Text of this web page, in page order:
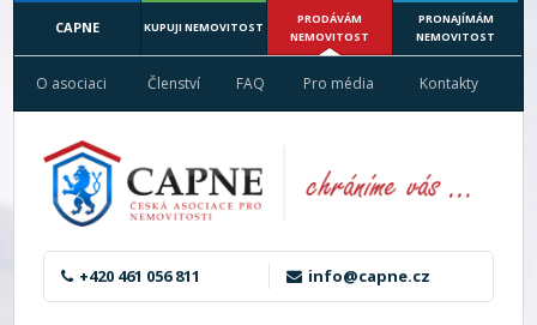
CAPNE KUPUJI NEMOVITOST
PRODÁVÁM
NEMOVITOST
PRONAJÍMÁM
NEMOVITOST
O asociaci Členství FAQ Pro média Kontakty
+420 461 056 811 info@capne.cz